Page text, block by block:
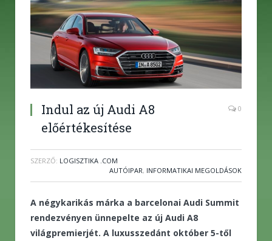
Indul az új Audi A8
előértékesítése
0
SZERZŐ: LOGISZTIKA .COM
AUTÓIPAR, INFORMATIKAI MEGOLDÁSOK
A négykarikás márka a barcelonai Audi Summit
rendezvényen ünnepelte az új Audi A8
világpremierjét. A luxusszedánt október 5-től